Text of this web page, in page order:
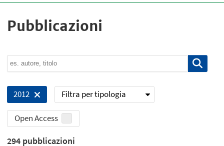
Pubblicazioni
2012 Filtra per tipologia
Open Access
294 pubblicazioni